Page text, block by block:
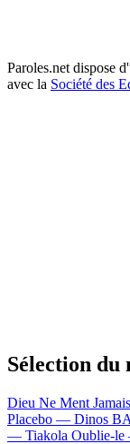
Paroles.net dispose
avec la Société des
Sélection du
Dieu Ne Ment
Placebo — Dinos
— Tiakola Oublie-